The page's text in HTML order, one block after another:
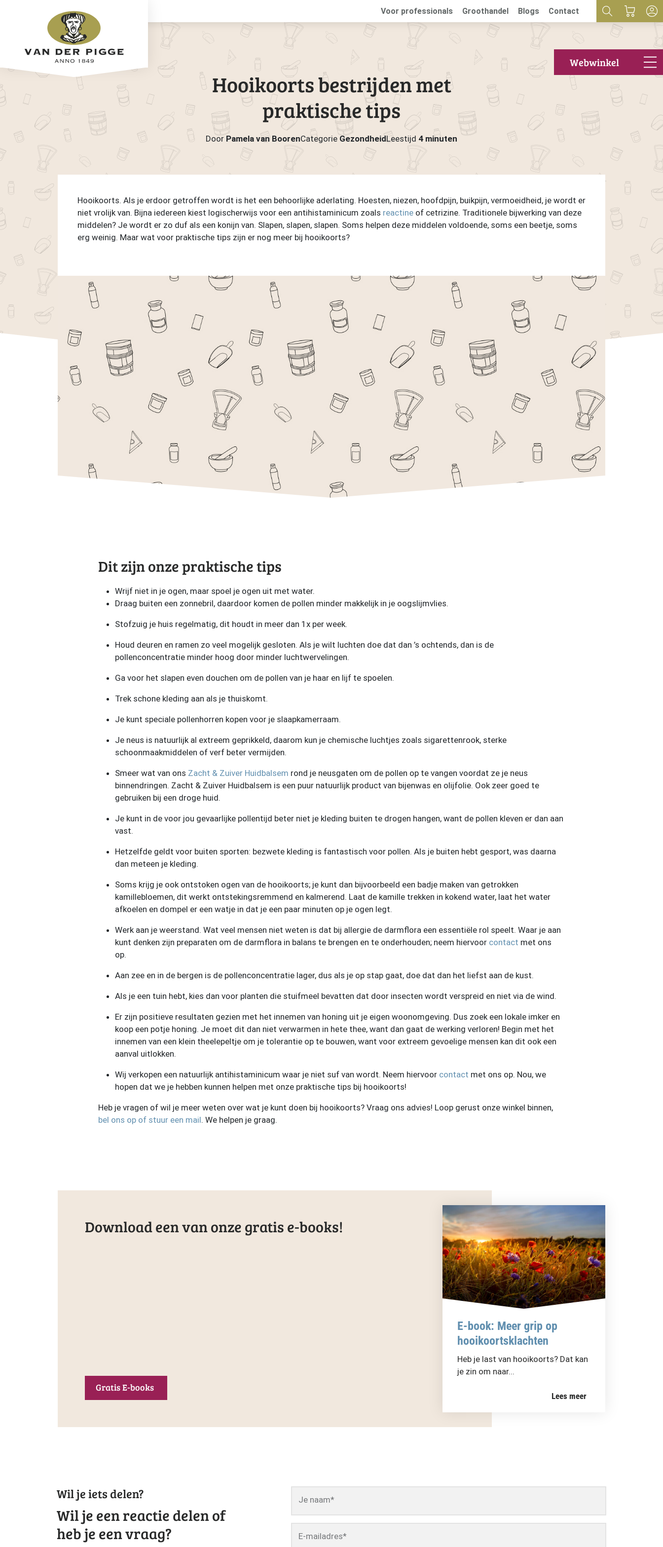
Voor professionals Groothandel Blogs Contact
Webwinkel
Hooikoorts bestrijden met
praktische tips
Door Pamela van BoorenCategorie GezondheidLeestijd 4 minuten
Hooikoorts. Als je erdoor getroffen wordt is het een behoorlijke aderlating. Hoesten, niezen, hoofdpijn, buikpijn, vermoeidheid, je wordt er
niet vrolijk van. Bijna iedereen kiest logischerwijs voor een antihistaminicum zoals reactine of cetrizine. Traditionele bijwerking van deze
middelen? Je wordt er zo duf als een konijn van. Slapen, slapen, slapen. Soms helpen deze middelen voldoende, soms een beetje, soms
erg weinig. Maar wat voor praktische tips zijn er nog meer bij hooikoorts?
Dit zijn onze praktische tips
Wrijf niet in je ogen, maar spoel je ogen uit met water.
Draag buiten een zonnebril, daardoor komen de pollen minder makkelijk in je oogslijmvlies.
Stofzuig je huis regelmatig, dit houdt in meer dan 1x per week.
Houd deuren en ramen zo veel mogelijk gesloten. Als je wilt luchten doe dat dan ’s ochtends, dan is de
pollenconcentratie minder hoog door minder luchtwervelingen.
Ga voor het slapen even douchen om de pollen van je haar en lijf te spoelen.
Trek schone kleding aan als je thuiskomt.
Je kunt speciale pollenhorren kopen voor je slaapkamerraam.
Je neus is natuurlijk al extreem geprikkeld, daarom kun je chemische luchtjes zoals sigarettenrook, sterke
schoonmaakmiddelen of verf beter vermijden.
Smeer wat van ons Zacht & Zuiver Huidbalsem rond je neusgaten om de pollen op te vangen voordat ze je neus
binnendringen. Zacht & Zuiver Huidbalsem is een puur natuurlijk product van bijenwas en olijfolie. Ook zeer goed te
gebruiken bij een droge huid.
Je kunt in de voor jou gevaarlijke pollentijd beter niet je kleding buiten te drogen hangen, want de pollen kleven er dan aan
vast.
Hetzelfde geldt voor buiten sporten: bezwete kleding is fantastisch voor pollen. Als je buiten hebt gesport, was daarna
dan meteen je kleding.
Soms krijg je ook ontstoken ogen van de hooikoorts; je kunt dan bijvoorbeeld een badje maken van getrokken
kamillebloemen, dit werkt ontstekingsremmend en kalmerend. Laat de kamille trekken in kokend water, laat het water
afkoelen en dompel er een watje in dat je een paar minuten op je ogen legt.
Werk aan je weerstand. Wat veel mensen niet weten is dat bij allergie de darmflora een essentiële rol speelt. Waar je aan
kunt denken zijn preparaten om de darmflora in balans te brengen en te onderhouden; neem hiervoor contact met ons
op.
Aan zee en in de bergen is de pollenconcentratie lager, dus als je op stap gaat, doe dat dan het liefst aan de kust.
Als je een tuin hebt, kies dan voor planten die stuifmeel bevatten dat door insecten wordt verspreid en niet via de wind.
Er zijn positieve resultaten gezien met het innemen van honing uit je eigen woonomgeving. Dus zoek een lokale imker en
koop een potje honing. Je moet dit dan niet verwarmen in hete thee, want dan gaat de werking verloren! Begin met het
innemen van een klein theelepeltje om je tolerantie op te bouwen, want voor extreem gevoelige mensen kan dit ook een
aanval uitlokken.
Wij verkopen een natuurlijk antihistaminicum waar je niet suf van wordt. Neem hiervoor contact met ons op. Nou, we
hopen dat we je hebben kunnen helpen met onze praktische tips bij hooikoorts!
Heb je vragen of wil je meer weten over wat je kunt doen bij hooikoorts? Vraag ons advies! Loop gerust onze winkel binnen,
bel ons op of stuur een mail. We helpen je graag.
Download een van onze gratis e-books!
Gratis E-books
E-book: Meer grip op
hooikoortsklachten
Heb je last van hooikoorts? Dat kan
je zin om naar...
Lees meer
Wil je iets delen?
Wil je een reactie delen of
heb je een vraag?
Je naam*
E-mailadres*